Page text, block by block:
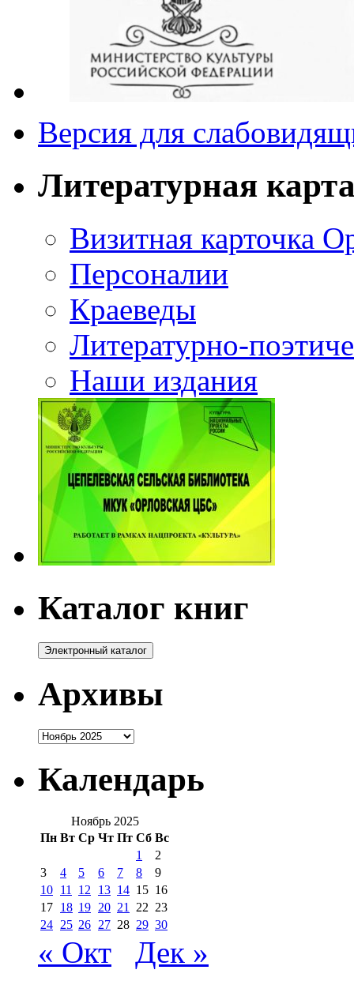
Версия для
Литературная
Визитная карточка
Персоналии
Краеведы
Литературно-
Наши издания
Каталог книг
Архивы
Архивы
Календарь
Ноябрь 2025
Пн Вт Ср Чт Пт Сб Вс
1
2
3
4 5 6 7 8
9
10 11 12 13 14 15 16
17 18 19 20 21 22 23
24 25 26 27 28 29 30
« Окт Дек »